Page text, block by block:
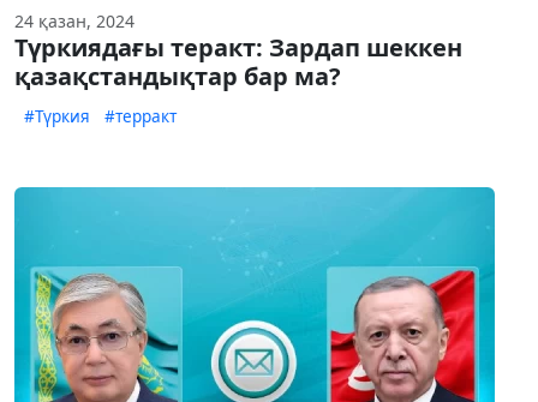
24 қазан, 2024
Түркиядағы теракт: Зардап шеккен
қазақстандықтар бар ма?
#Түркия #терракт